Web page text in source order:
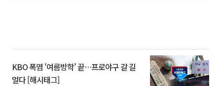
KBO 폭염 '여름방학' 끝…프로야구 갈 길
멀다 [해시태그]